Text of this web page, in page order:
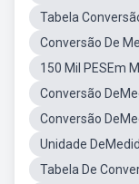
Tabela
Conversão De
150 Mil PESEm
Conversão
Conversão
Unidade
Tabela De